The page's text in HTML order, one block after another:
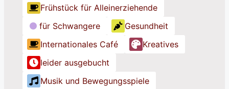
h
e
T
i
t
e
h
e
T
i
t
e
h
e
T
e
Frühstück für Alleinerziehende
für Schwangere
Gesundheit
Internationales Café
Kreatives
leider ausgebucht
Musik und Bewegungsspiele